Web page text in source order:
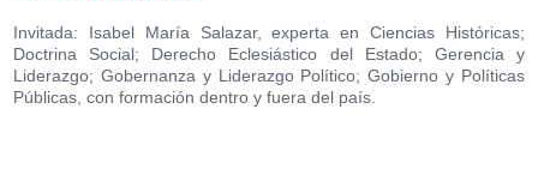
Invitada: Isabel María Salazar, experta en Ciencias Históricas;
Doctrina Social; Derecho Eclesiástico del Estado; Gerencia y
Liderazgo; Gobernanza y Liderazgo Político; Gobierno y Políticas
Públicas, con formación dentro y fuera del país.